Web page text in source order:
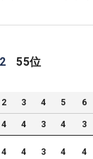
2 55位
2 3 4 5 6
4 4 3 4 3
4 4 3 4 4